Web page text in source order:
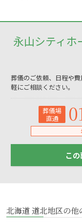
永山シティホ
葬儀のご依頼、日程や
軽にご相談ください。
葬儀場
直通
こ
北海道 道北地区の他